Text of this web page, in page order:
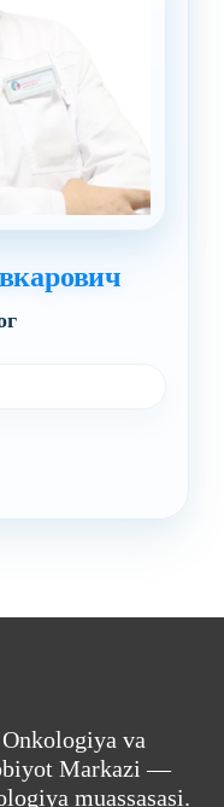
va
Markazi —
muassasasi.